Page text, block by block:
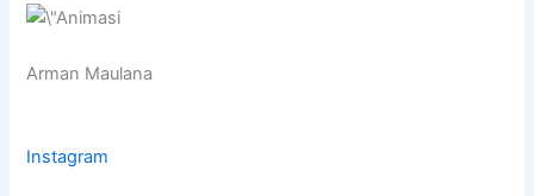
Arman Maulana
Instagram